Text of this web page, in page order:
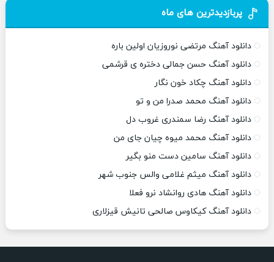
پربازدیدترین های ماه
دانلود آهنگ مرتضی نوروزیان اولین باره
دانلود آهنگ حسن جمالی دختره ی قرشمی
دانلود آهنگ چکاد خون نگار
دانلود آهنگ محمد صدرا من و تو
دانلود آهنگ رضا سمندری غروب دل
دانلود آهنگ محمد میوه چیان جای من
دانلود آهنگ سامین دست منو بگیر
دانلود آهنگ میثم غلامی والس جنوب شهر
دانلود آهنگ هادی روانشاد نرو فعلا
دانلود آهنگ کیکاوس صالحی تانیش قیزلاری